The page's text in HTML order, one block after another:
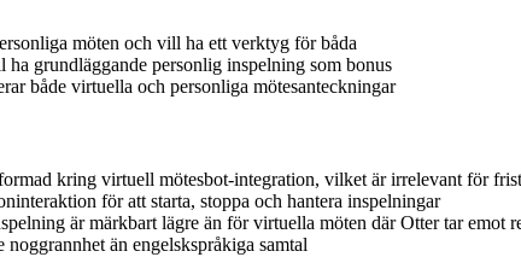
möten och vill ha ett verktyg för båda
grundläggande personlig inspelning som bonus
både virtuella och personliga mötesanteckningar
kring virtuell mötesbot-integration, vilket är irrelevant för
för att starta, stoppa och hantera inspelningar
är märkbart lägre än för virtuella möten där Otter tar emot
än engelskspråkiga samtal